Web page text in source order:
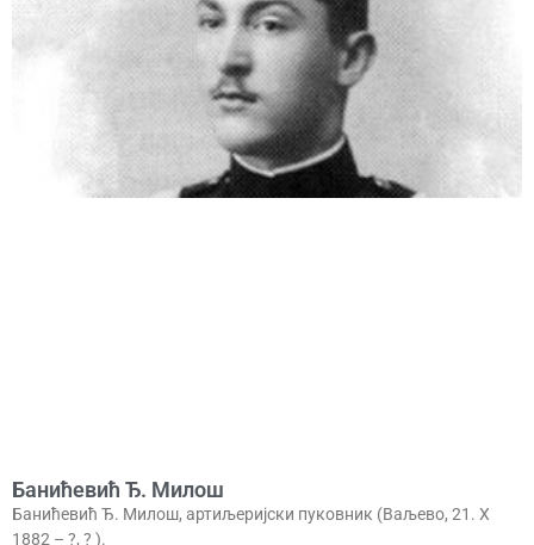
Банићевић Ђ. Милош
Банићевић Ђ. Милош, артиљеријски пуковник (Ваљево, 21. X
1882 – ?, ? ).